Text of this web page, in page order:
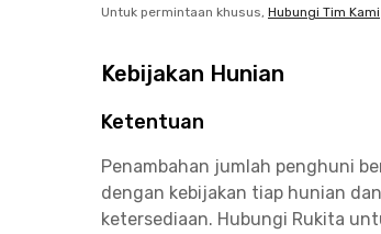
Untuk permintaan khusus, Hubungi Tim Kami
Kebijakan Hunian
Ketentuan
Penambahan jumlah penghuni
dengan kebijakan tiap hunian dan
ketersediaan. Hubungi Rukita